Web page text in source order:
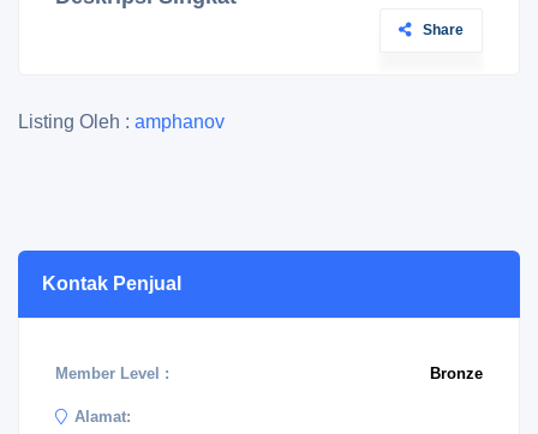
Share
Listing Oleh : amphanov
Kontak Penjual
Member Level : Bronze
Alamat: